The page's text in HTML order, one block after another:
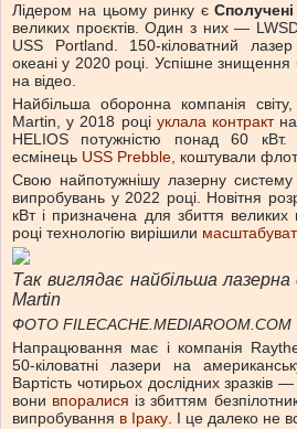
Лідером на цьому ринку є
великих проєктів. Один з них —
USS Portland. 150-кіловатний
океані у 2020 році. Успішне знищення
на відео.
Найбільша оборонна компанія
Martin, у 2018 році уклала контрактна
HELIOS потужністю понад 60 кВт.
есмінець USS Prebble, коштували
Свою найпотужнішу лазерну систему
випробувань у 2022 році. Новітня
кВт і призначена для збиття
році технологію вирішили
Так виглядає найбільша
Martin
ФОТО FILECACHE.MEDIAROOM.COM
Напрацювання має і компанія
50-кіловатні лазери на
Вартість чотирьох дослідних зразків
вони впоралися із збиттям
випробування в Іраку. І це далеко не